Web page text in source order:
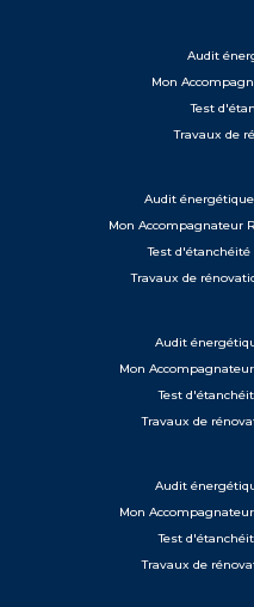
Audit
Mon
Test
Travaux de
Audit
Mon Accompagnateur
Test
Travaux de
Audit
Mon
Test
Travaux de
Audit
Mon
Test
Travaux de